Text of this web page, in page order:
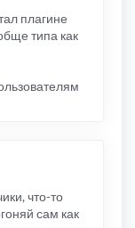
плагине
типа как
что-то
сам как